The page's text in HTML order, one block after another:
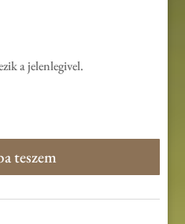
a jelenlegivel.
teszem